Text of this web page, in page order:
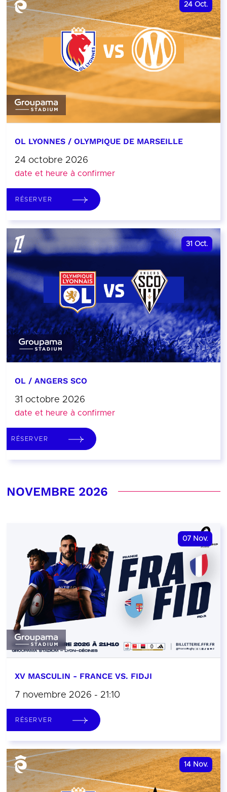
24 Oct.
OL LYONNES / OLYMPIQUE DE MARSEILLE
24 octobre 2026
date et heure à confirmer
RÉSERVER
31 Oct.
OL / ANGERS SCO
31 octobre 2026
date et heure à confirmer
RÉSERVER
NOVEMBRE 2026
07 Nov.
XV MASCULIN - FRANCE VS. FIDJI
7 novembre 2026 - 21:10
RÉSERVER
14 Nov.